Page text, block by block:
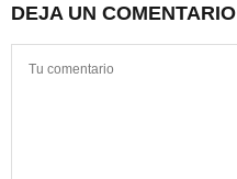
DEJA UN COMENTARIO